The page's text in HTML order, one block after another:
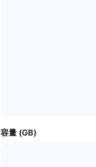
容量 (GB)